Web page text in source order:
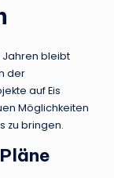
Jahren bleibt
der
auf Eis
Möglichkeiten
zu bringen.